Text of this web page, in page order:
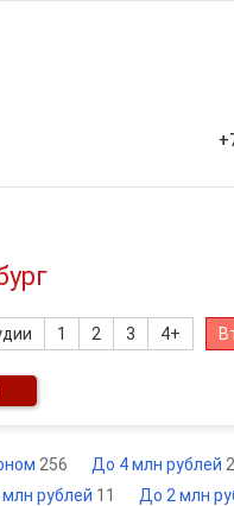
1 2 3 4+
256 До 4 млн рублей
рублей 11 До 2 млн